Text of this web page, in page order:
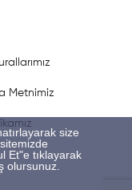
size
Et"e tıklayarak
olursunuz.
Metnimiz